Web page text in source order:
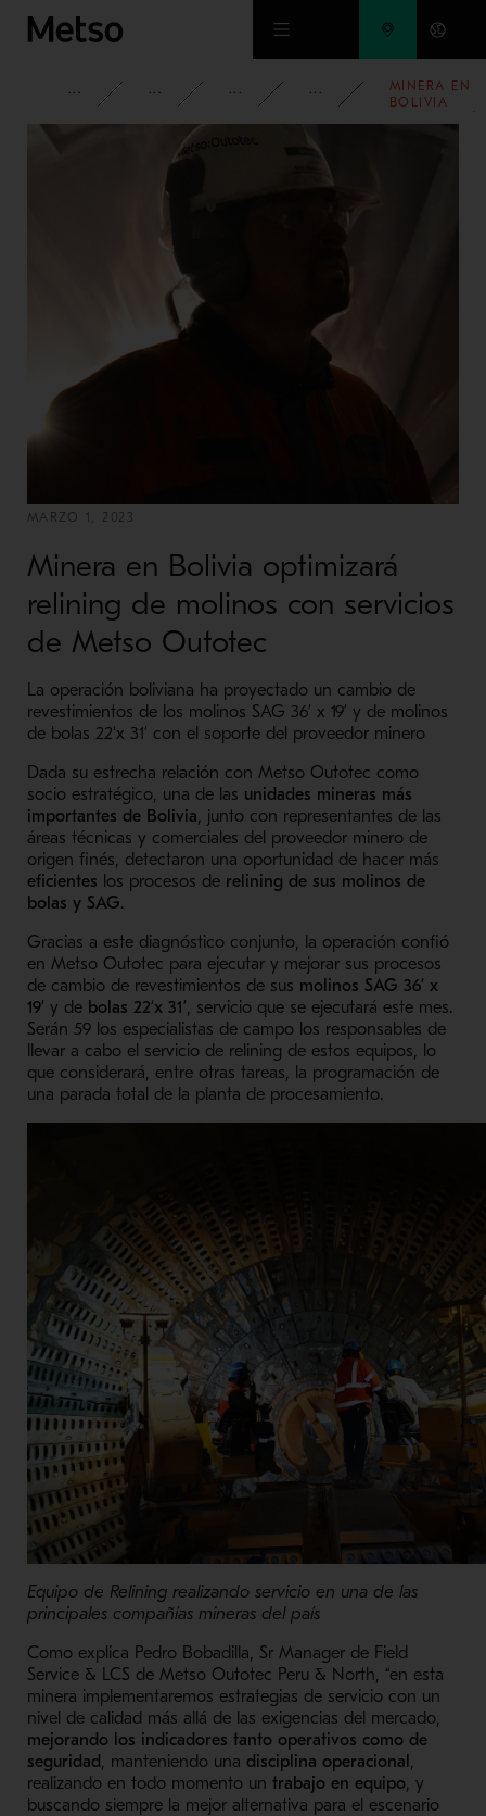
Ir al contenido principal
INFORMACIÓN CORPORATIVA
MEDIOS DE COMUNICACIÓN
NOTICIAS 2023
MINERA EN
BOLIVIA
MARZO 1, 2023
Minera en Bolivia optimizará
relining de molinos con servicios
de Metso Outotec
La operación boliviana ha proyectado un cambio de
revestimientos de los molinos SAG 36’ x 19’ y de molinos
de bolas 22‘x 31’ con el soporte del proveedor minero
Dada su estrecha relación con Metso Outotec como
socio estratégico, una de las unidades mineras más
importantes de Bolivia, junto con representantes de las
áreas técnicas y comerciales del proveedor minero de
origen finés, detectaron una oportunidad de hacer más
eficientes los procesos de relining de sus molinos de
bolas y SAG.
Gracias a este diagnóstico conjunto, la operación confió
en Metso Outotec para ejecutar y mejorar sus procesos
de cambio de revestimientos de sus molinos SAG 36’ x
19’ y de bolas 22‘x 31’, servicio que se ejecutará este mes.
Serán 59 los especialistas de campo los responsables de
llevar a cabo el servicio de relining de estos equipos, lo
que considerará, entre otras tareas, la programación de
una parada total de la planta de procesamiento.
Equipo de Relining realizando servicio en una de las
principales compañías mineras del país
Como explica Pedro Bobadilla, Sr Manager de Field
Service & LCS de Metso Outotec Peru & North, “en esta
minera implementaremos estrategias de servicio con un
nivel de calidad más allá de las exigencias del mercado,
mejorando los indicadores tanto operativos como de
seguridad, manteniendo una disciplina operacional ,
realizando en todo momento un trabajo en equipo, y
buscando siempre la mejor alternativa para el escenario